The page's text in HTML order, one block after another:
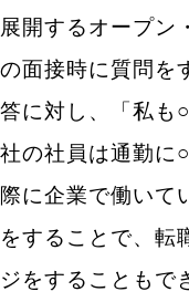
転職回数が多い
転職する中で、
すか？
仕事がつまらな
越えますか？
ブランクがある
ださい。
ブランク期間は
展開するオープン
の面接時に質問を
答に対し、「私も
社の社員は通勤に
際に企業で働いて
をすることで、転
ジをすることもで